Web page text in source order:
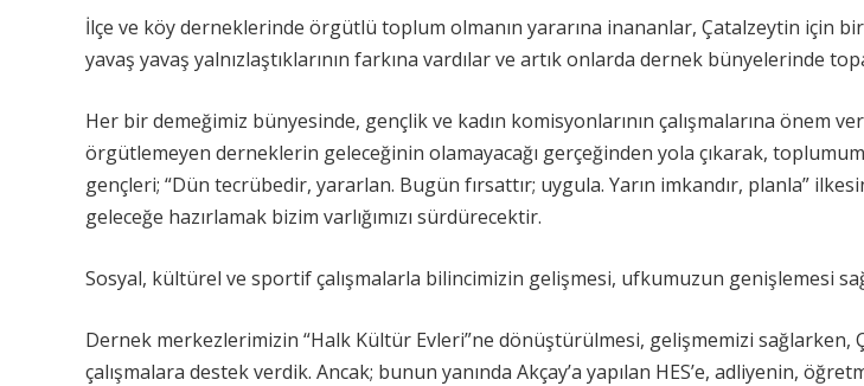
İlçe ve köy derneklerinde örgütlü toplum olmanın yararına inananlar, Çatalzeytin için
yavaş yavaş yalnızlaştıklarının farkına vardılar ve artık onlarda dernek bünyelerinde
Her bir demeğimiz bünyesinde, gençlik ve kadın komisyonlarının çalışmalarına önem
örgütlemeyen derneklerin geleceğinin olamayacağı gerçeğinden yola çıkarak,
gençleri; “Dün tecrübedir, yararlan. Bugün fırsattır; uygula. Yarın imkandır, planla”
geleceğe hazırlamak bizim varlığımızı sürdürecektir.
Sosyal, kültürel ve sportif çalışmalarla bilincimizin gelişmesi, ufkumuzun genişlemesi
Dernek merkezlerimizin “Halk Kültür Evleri”ne dönüştürülmesi, gelişmemizi sağlarken,
çalışmalara destek verdik. Ancak; bunun yanında Akçay’a yapılan HES’e, adliyenin,